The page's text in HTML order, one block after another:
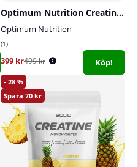
Optimum Nutrition Creatine Powder, 600 g
Optimum Nutrition
1
399 kr499 kr Köp!
28
70